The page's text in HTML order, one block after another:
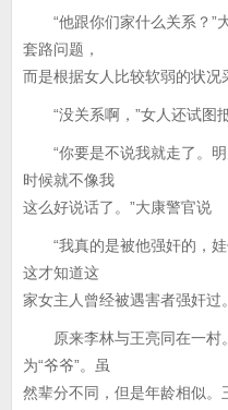
“他跟你们家什么关系？”
套路问题，
而是根据女人比较软弱的状况
“没关系啊，”女人还试图
“你要是不说我就走了。明
时候就不像我
这么好说话了。”大康警官说
“我真的是被他强奸的，娃
这才知道这
家女主人曾经被遇害者强奸过。
原来李林与王亮同在一村
为“爷爷”。虽
然辈分不同，但是年龄相似